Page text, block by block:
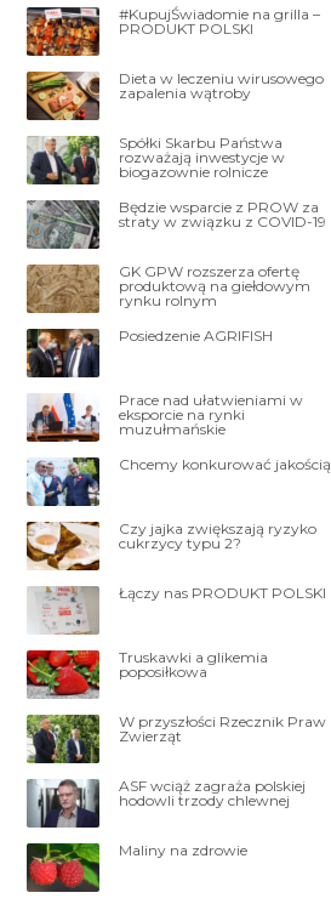
#KupujŚwiadomie na grilla –
PRODUKT POLSKI
Dieta w leczeniu wirusowego
zapalenia wątroby
Spółki Skarbu Państwa
rozważają inwestycje w
biogazownie rolnicze
Będzie wsparcie z PROW za
straty w związku z COVID-19
GK GPW rozszerza ofertę
produktową na giełdowym
rynku rolnym
Posiedzenie AGRIFISH
Prace nad ułatwieniami w
eksporcie na rynki
muzułmańskie
Chcemy konkurować jakością
Czy jajka zwiększają ryzyko
cukrzycy typu 2?
Łączy nas PRODUKT POLSKI
Truskawki a glikemia
poposiłkowa
W przyszłości Rzecznik Praw
Zwierząt
ASF wciąż zagraża polskiej
hodowli trzody chlewnej
Maliny na zdrowie